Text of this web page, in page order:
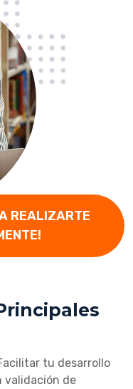
REALIZARTE
tu desarrollo
validación de